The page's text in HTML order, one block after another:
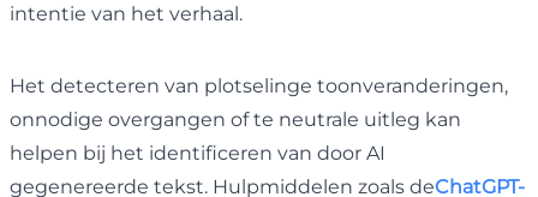
intentie van het verhaal.
Het detecteren van plotselinge toonveranderingen,
onnodige overgangen of te neutrale uitleg kan
helpen bij het identificeren van door AI
gegenereerde tekst. Hulpmiddelen zoals deChatGPT-